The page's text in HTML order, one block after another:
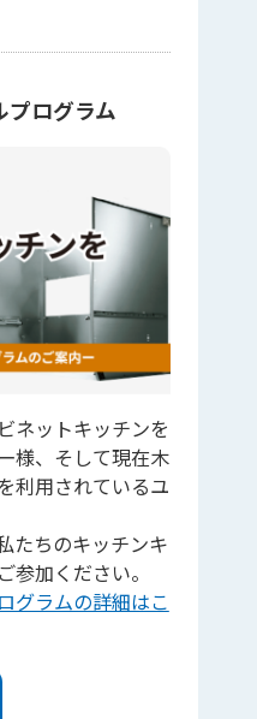
プログラム
ネットキッチンを
様、そして現在木
利用されているユ
たちのキッチンキ
参加ください。
グラムの詳細はこ